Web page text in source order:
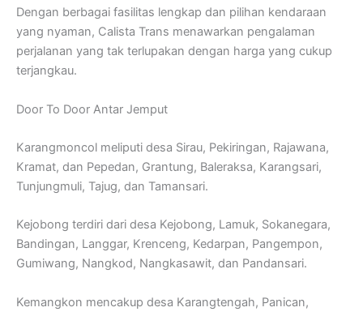
Dengan berbagai fasilitas lengkap dan pilihan kendaraan
yang nyaman, Calista Trans menawarkan pengalaman
perjalanan yang tak terlupakan dengan harga yang cukup
terjangkau.
Door To Door Antar Jemput
Karangmoncol meliputi desa Sirau, Pekiringan, Rajawana,
Kramat, dan Pepedan, Grantung, Baleraksa, Karangsari,
Tunjungmuli, Tajug, dan Tamansari.
Kejobong terdiri dari desa Kejobong, Lamuk, Sokanegara,
Bandingan, Langgar, Krenceng, Kedarpan, Pangempon,
Gumiwang, Nangkod, Nangkasawit, dan Pandansari.
Kemangkon mencakup desa Karangtengah, Panican,